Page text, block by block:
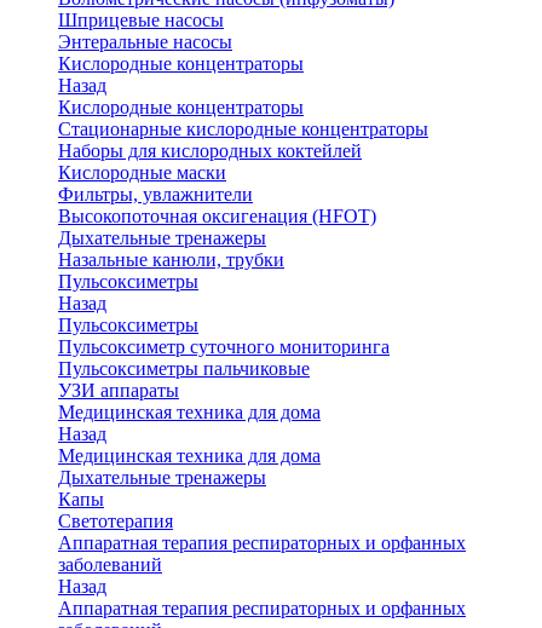
Шприцевые насосы
Энтеральные насосы
Кислородные концентраторы
Назад
Кислородные концентраторы
Стационарные кислородные концентраторы
Наборы для кислородных коктейлей
Кислородные маски
Фильтры, увлажнители
Высокопоточная оксигенация (HFOT)
Дыхательные тренажеры
Назальные канюли, трубки
Пульсоксиметры
Назад
Пульсоксиметры
Пульсоксиметр суточного мониторинга
Пульсоксиметры пальчиковые
УЗИ аппараты
Медицинская техника для дома
Назад
Медицинская техника для дома
Дыхательные тренажеры
Капы
Светотерапия
Аппаратная терапия респираторных и орфанных
заболеваний
Назад
Аппаратная терапия респираторных и орфанных